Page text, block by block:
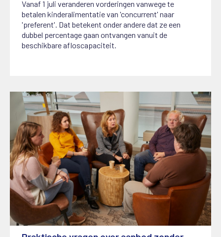
Vanaf 1 juli veranderen vorderingen vanwege te
betalen kinderalimentatie van 'concurrent' naar
'preferent'. Dat betekent onder andere dat ze een
dubbel percentage gaan ontvangen vanuit de
beschikbare afloscapaciteit.